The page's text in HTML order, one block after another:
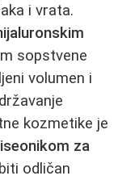
i vrata.
sopstvene
volumen i
kozmetike je
za
odličan